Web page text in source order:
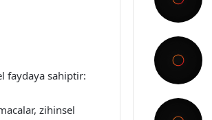
faydaya sahiptir:
zihinsel